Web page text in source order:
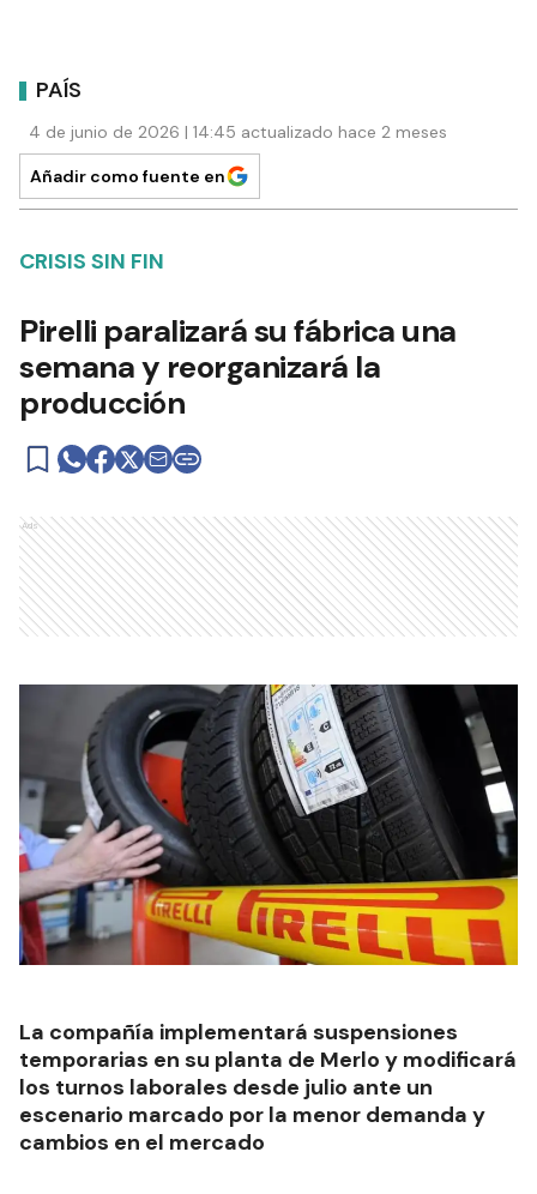
PAÍS
4 de junio de 2026 | 14:45 actualizado hace 2 meses
Añadir como fuente en
CRISIS SIN FIN
Pirelli paralizará su fábrica una
semana y reorganizará la
producción
Ads
La compañía implementará suspensiones
temporarias en su planta de Merlo y modificará
los turnos laborales desde julio ante un
escenario marcado por la menor demanda y
cambios en el mercado